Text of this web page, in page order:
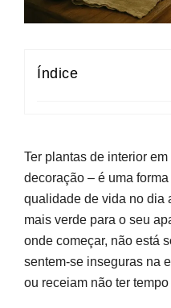
Índice
Dicas para Escolher
Cuidados
Interior
Ter plantas de interior
decoração – é uma
qualidade de vida no dia
mais verde para o seu
onde começar, não está
sentem-se inseguras na
ou receiam não ter